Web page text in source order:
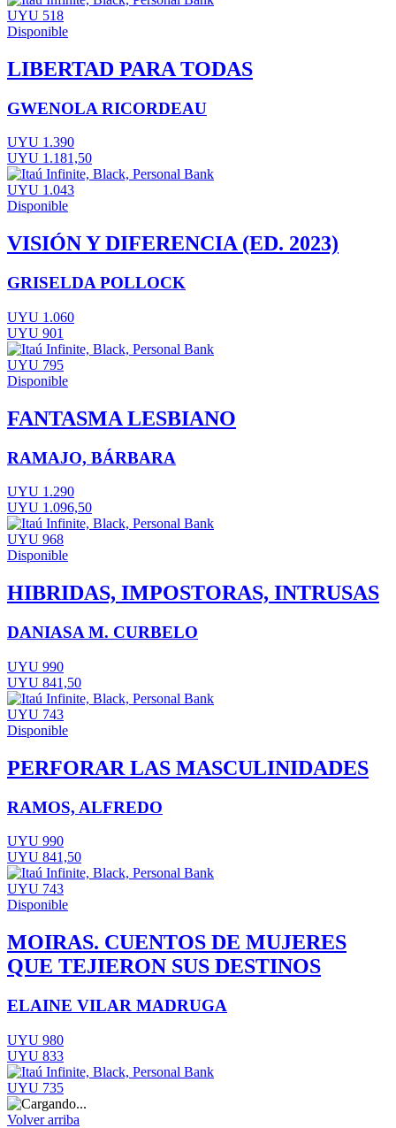
UYU 518
Disponible
LIBERTAD PARA TODAS
GWENOLA RICORDEAU
UYU 1.390
UYU 1.181,50
UYU 1.043
Disponible
VISIÓN Y DIFERENCIA (ED. 2023)
GRISELDA POLLOCK
UYU 1.060
UYU 901
UYU 795
Disponible
FANTASMA LESBIANO
RAMAJO, BÁRBARA
UYU 1.290
UYU 1.096,50
UYU 968
Disponible
HIBRIDAS, IMPOSTORAS, INTRUSAS
DANIASA M. CURBELO
UYU 990
UYU 841,50
UYU 743
Disponible
PERFORAR LAS MASCULINIDADES
RAMOS, ALFREDO
UYU 990
UYU 841,50
UYU 743
Disponible
MOIRAS. CUENTOS DE MUJERES
QUE TEJIERON SUS DESTINOS
ELAINE VILAR MADRUGA
UYU 980
UYU 833
UYU 735
Volver arriba